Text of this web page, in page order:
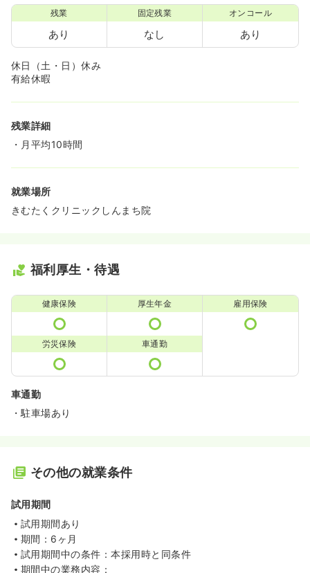
残業
あり
固定残業
なし
オンコール
あり
休日（土・日）休み
有給休暇
残業詳細
・月平均10時間
就業場所
きむたくクリニックしんまち院
福利厚生・待遇
健康保険 厚生年金 雇用保険
労災保険 車通勤
車通勤
・駐車場あり
その他の就業条件
試用期間
試用期間あり
期間：6ヶ月
試用期間中の条件：本採用時と同条件
期間中の業務内容：